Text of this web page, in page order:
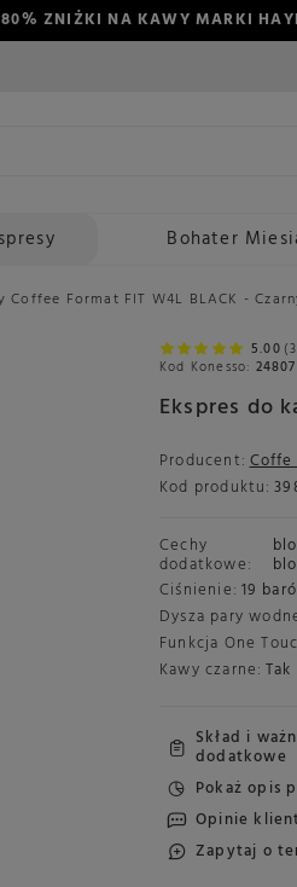
ZNIŻKI NA KAWY MARKI
Bohater
Coffee Format FIT W4L BLACK -
Ekspres do
5.00
Kod Konesso: 24807
Producent: Coffe
Kod produktu:
Cechy
dodatkowe:
Ciśnienie: 19
Dysza pary
Funkcja One
Kawy czarne: Tak
Skład i
dodatkowe
Pokaż opis
Opinie
Zapytaj o